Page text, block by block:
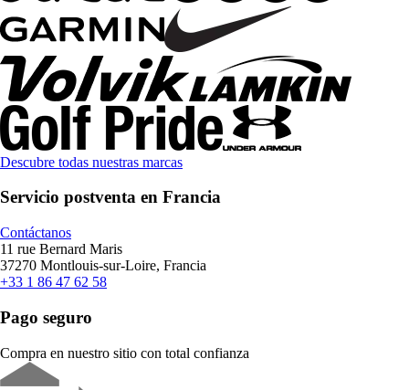
Descubre todas nuestras marcas
Servicio postventa en Francia
Contáctanos
11 rue Bernard Maris
37270 Montlouis-sur-Loire, Francia
+33 1 86 47 62 58
Pago seguro
Compra en nuestro sitio con total confianza